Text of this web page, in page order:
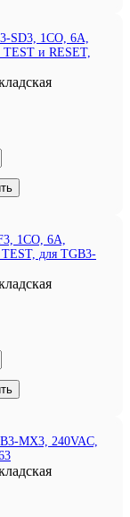
SD3, 1CO, 6A,
и RESET,
1CO, 6A,
для TGB3-
MX3, 240VAC,